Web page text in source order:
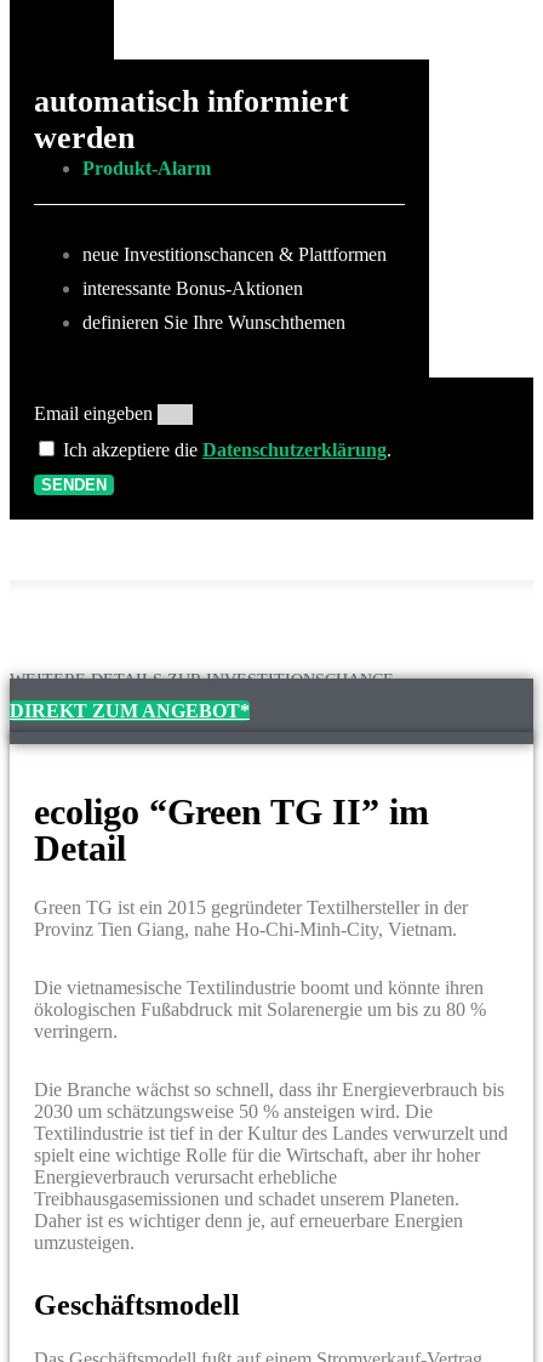
automatisch informiert
werden
Produkt-Alarm
neue Investitionschancen & Plattformen
interessante Bonus-Aktionen
definieren Sie Ihre Wunschthemen
Email eingeben
Ich akzeptiere die Datenschutzerklärung.
SENDEN
WEITERE DETAILS ZUR INVESTITIONSCHANCE
DIREKT ZUM ANGEBOT*
ecoligo “Green TG II” im
Detail
Green TG ist ein 2015 gegründeter Textilhersteller in der
Provinz Tien Giang, nahe Ho-Chi-Minh-City, Vietnam.
Die vietnamesische Textilindustrie boomt und könnte ihren
ökologischen Fußabdruck mit Solarenergie um bis zu 80 %
verringern.
Die Branche wächst so schnell, dass ihr Energieverbrauch bis
2030 um schätzungsweise 50 % ansteigen wird. Die
Textilindustrie ist tief in der Kultur des Landes verwurzelt und
spielt eine wichtige Rolle für die Wirtschaft, aber ihr hoher
Energieverbrauch verursacht erhebliche
Treibhausgasemissionen und schadet unserem Planeten.
Daher ist es wichtiger denn je, auf erneuerbare Energien
umzusteigen.
Geschäftsmodell